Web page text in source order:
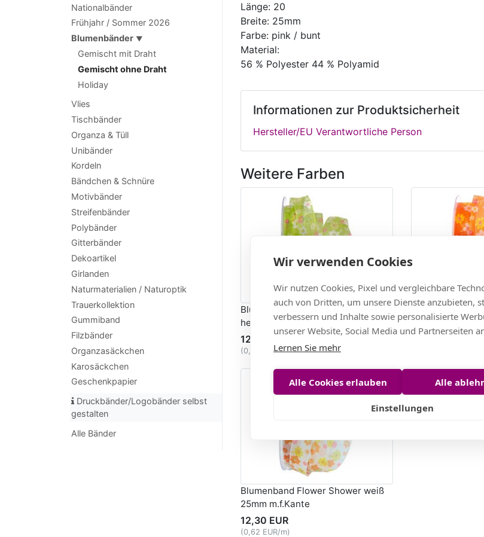
Nationalbänder
Frühjahr / Sommer 2026
Blumenbänder ▼
Gemischt mit Draht
Gemischt ohne Draht
Holiday
Vlies
Tischbänder
Organza & Tüll
Unibänder
Kordeln
Bändchen & Schnüre
Motivbänder
Streifenbänder
Polybänder
Gitterbänder
Dekoartikel
Girlanden
Naturmaterialien / Naturoptik
Trauerkollektion
Gummiband
Filzbänder
Organzasäckchen
Karosäckchen
Geschenkpapier
Druckbänder/Logobänder selbst
gestalten
Alle Bänder
Länge: 20
Breite: 25mm
Farbe: pink / bunt
Material:
56 % Polyester 44 % Polyamid
Informationen zur Produktsicherheit
Hersteller/EU Verantwortliche Person
Weitere Farben
Blumenband Flower Shower
hellgrün 25mm m.f.Kante
12,30 EUR
(0,62 EUR/m)
Blumenband
orange 25mm
Blumenband Flower Shower weiß
25mm m.f.Kante
12,30 EUR
(0,62 EUR/m)
Wir verwenden Cookies
Wir nutzen Cookies, Pixel und vergleichbare
auch von Dritten, um unsere Dienste anzubieten,
verbessern und Inhalte sowie personalisierte
unserer Website, Social Media und Partnerseiten
Lernen Sie mehr
Alle Cookies erlauben Alle
Einstellungen